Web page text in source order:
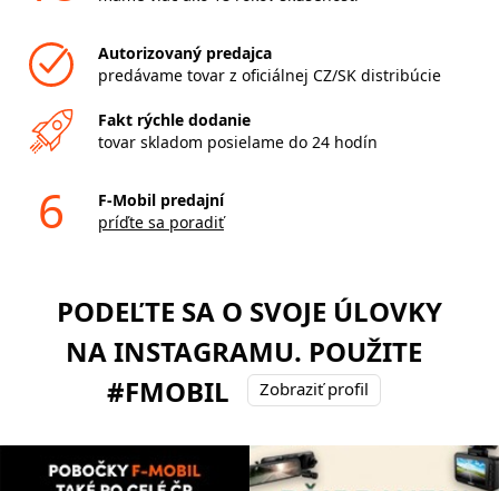
Autorizovaný predajca
predávame tovar z oficiálnej CZ/SK distribúcie
Fakt rýchle dodanie
tovar skladom posielame do 24 hodín
6
F-Mobil predajní
príďte sa poradiť
PODEĽTE SA O SVOJE ÚLOVKY
NA INSTAGRAMU. POUŽITE
#FMOBIL
Zobraziť profil